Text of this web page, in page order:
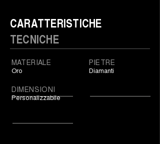
CARATTERISTICHE
TECNICHE
MATERIALE
Oro
DIMENSIONI
Personalizzabile
PIETRE
Diamanti